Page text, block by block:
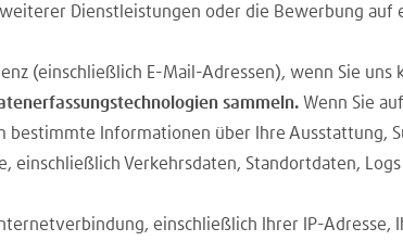
Dienstleistungen oder die Bewerbung auf
(einschließlich E-Mail-Adressen), wenn Sie uns
sammeln. Wenn Sie
bestimmte Informationen über Ihre Ausstattung,
einschließlich Verkehrsdaten, Standortdaten,
einschließlich Ihrer IP-Adresse,